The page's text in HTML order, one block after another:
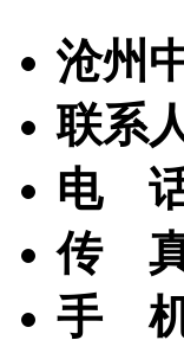
沧州
联系
电 话
传 真
手 机